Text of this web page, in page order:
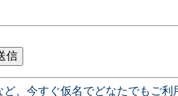
、今すぐ仮名でどなたでもご利